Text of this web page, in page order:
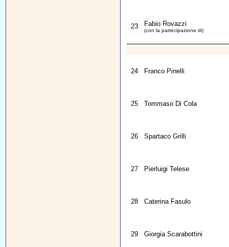
23 Fabio Rovazzi
(con la partecipazione di)
24 Franco Pinelli
25 Tommaso Di Cola
26 Spartaco Grilli
27 Pierluigi Telese
28 Caterina Fasulo
29 Giorgia Scarabottini